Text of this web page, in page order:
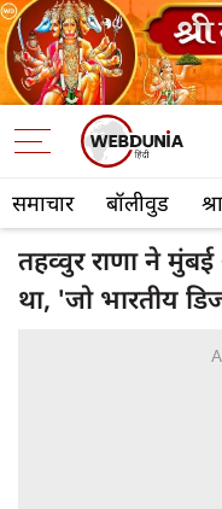
समाचार बॉलीवुड
तहव्वुर राणा ने
था, 'जो भारतीय